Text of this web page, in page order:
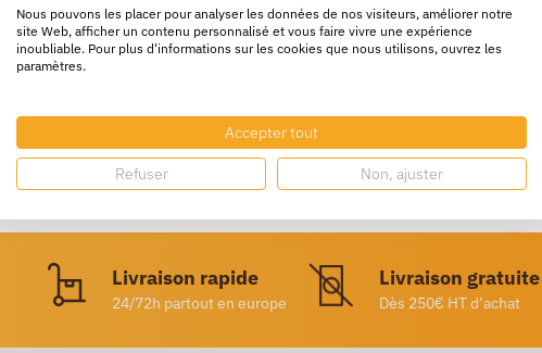
20x14x7,5cm
24x17x5cm
25x15x10cm
31x21,5x7cm
33x10x10cm
35x22x13cm
Livraison rapide
24/72h partout en europe
Livraison gratuite
Dès 250€ HT d’achat
Nous pouvons les placer pour analyser les données de nos visiteurs, améliorer notre
site Web, afficher un contenu personnalisé et vous faire vivre une expérience
inoubliable. Pour plus d'informations sur les cookies que nous utilisons, ouvrez les
paramètres.
Accepter tout
Refuser Non, ajuster